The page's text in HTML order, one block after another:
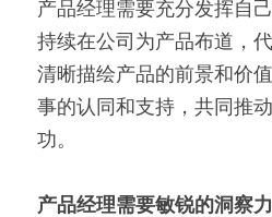
产品经理需要充分发挥自
持续在公司为产品布道，
清晰描绘产品的前景和价
事的认同和支持，共同推
功。
产品经理需要敏锐的洞察力